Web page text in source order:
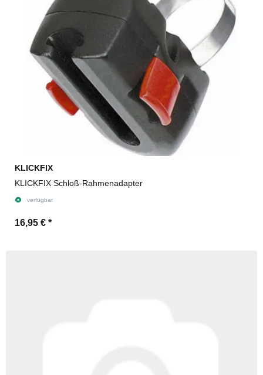
KLICKFIX
KLICKFIX Schloß-Rahmenadapter
verfügbar
16,95 € *